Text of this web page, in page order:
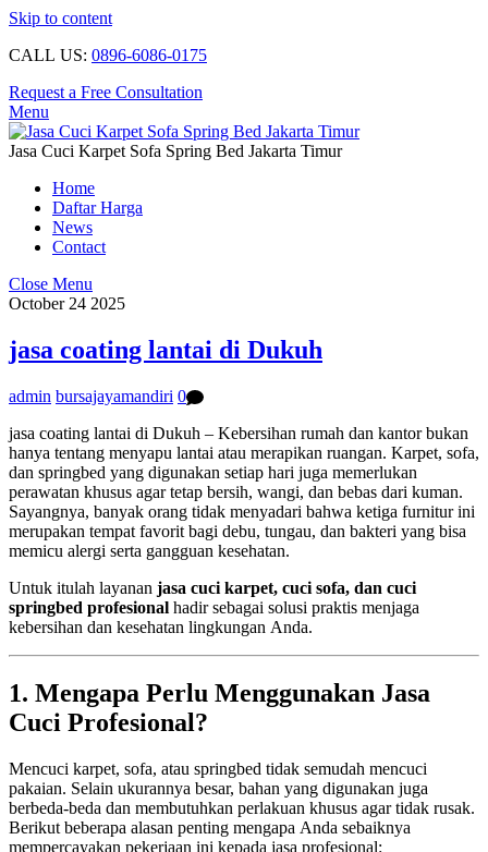
Skip to content
CALL US: 0896-6086-0175
Request a Free Consultation
Menu
Jasa Cuci Karpet Sofa Spring Bed Jakarta Timur
Home
Daftar Harga
News
Contact
Close Menu
October 24 2025
jasa coating lantai di Dukuh
admin bursajayamandiri 0
jasa coating lantai di Dukuh – Kebersihan rumah dan kantor bukan
hanya tentang menyapu lantai atau merapikan ruangan. Karpet, sofa,
dan springbed yang digunakan setiap hari juga memerlukan
perawatan khusus agar tetap bersih, wangi, dan bebas dari kuman.
Sayangnya, banyak orang tidak menyadari bahwa ketiga furnitur ini
merupakan tempat favorit bagi debu, tungau, dan bakteri yang bisa
memicu alergi serta gangguan kesehatan.
Untuk itulah layanan jasa cuci karpet, cuci sofa, dan cuci
springbed profesional hadir sebagai solusi praktis menjaga
kebersihan dan kesehatan lingkungan Anda.
1. Mengapa Perlu Menggunakan Jasa
Cuci Profesional?
Mencuci karpet, sofa, atau springbed tidak semudah mencuci
pakaian. Selain ukurannya besar, bahan yang digunakan juga
berbeda-beda dan membutuhkan perlakuan khusus agar tidak rusak.
Berikut beberapa alasan penting mengapa Anda sebaiknya
mempercayakan pekerjaan ini kepada jasa profesional: